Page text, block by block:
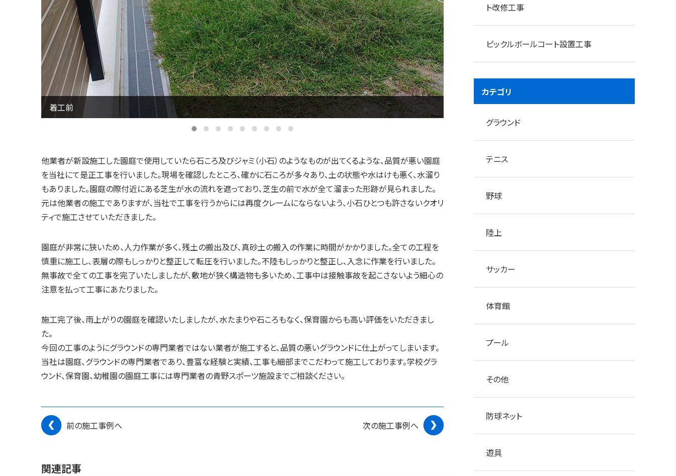
園庭の雑草刈り取り 表層土鋤きとり状況
他業者が新設施工した園庭で使用していたら石ころ及びジャミ（小石）のようなものが出てくるような、品質が悪い園庭
を当社にて是正工事を行いました。現場を確認したところ、確かに石ころが多々あり、土の状態や水はけも悪く、水溜り
もありました。園庭の際付近にある芝生が水の流れを遮っており、芝生の前で水が全て溜まった形跡が見られました。
元は他業者の施工でありますが、当社で工事を行うからには再度クレームにならないよう、小石ひとつも許さないクオリ
ティで施工させていただきました。
園庭が非常に狭いため、人力作業が多く、残土の搬出及び、真砂土の搬入の作業に時間がかかりました。全ての工程を
慎重に施工し、表層の際もしっかりと整正して転圧を行いました。不陸もしっかりと整正し、入念に作業を行いました。
無事故で全ての工事を完了いたしましたが、敷地が狭く構造物も多いため、工事中は接触事故を起こさないよう細心の
注意を払って工事にあたりました。
施工完了後、雨上がりの園庭を確認いたしましたが、水たまりや石ころもなく、保育園からも高い評価をいただきまし
た。
今回の工事のようにグラウンドの専門業者ではない業者が施工すると、品質の悪いグラウンドに仕上がってしまいます。
当社は園庭、グラウンドの専門業者であり、豊富な経験と実績、工事も細部までこだわって施工しております。学校グラ
ウンド、保育園、幼稚園の園庭工事には専門業者の青野スポーツ施設までご相談ください。
前の施工事例へ 次の施工事例へ
関連記事
ト改修工事
ピックルボールコート設置工事
カテゴリ
グラウンド
テニス
野球
陸上
サッカー
体育館
プール
その他
防球ネット
遊具